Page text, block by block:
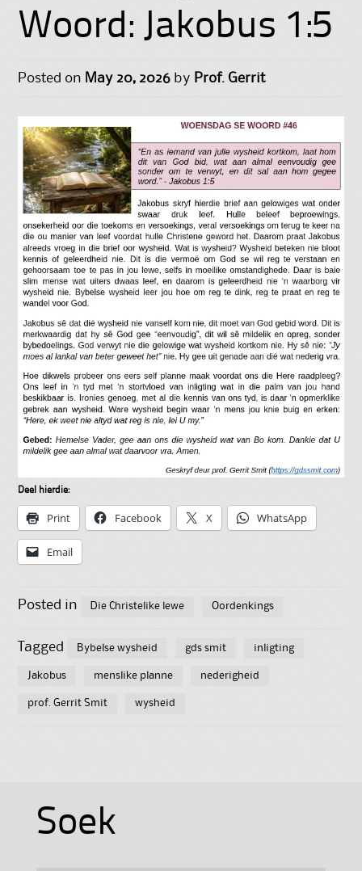
Woord: Jakobus 1:5
Posted on May 20, 2026 by Prof. Gerrit
Deel hierdie:
Print Facebook X WhatsApp
Email
Posted in Die Christelike lewe Oordenkings
Tagged Bybelse wysheid gds smit inligting
Jakobus menslike planne nederigheid
prof. Gerrit Smit wysheid
Soek